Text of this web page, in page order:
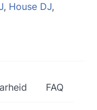
, House DJ,
FAQ